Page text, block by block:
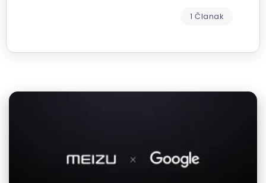
1 Članak